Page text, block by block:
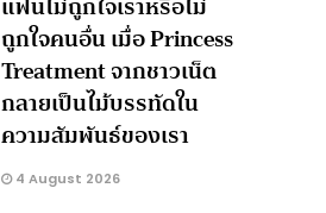
ถูกใจคนอื่น เมื่อ Princess
Treatment จากชาวเน็ต
กลายเป็นไม้บรรทัดใน
ความสัมพันธ์ของเรา
4 August 2026